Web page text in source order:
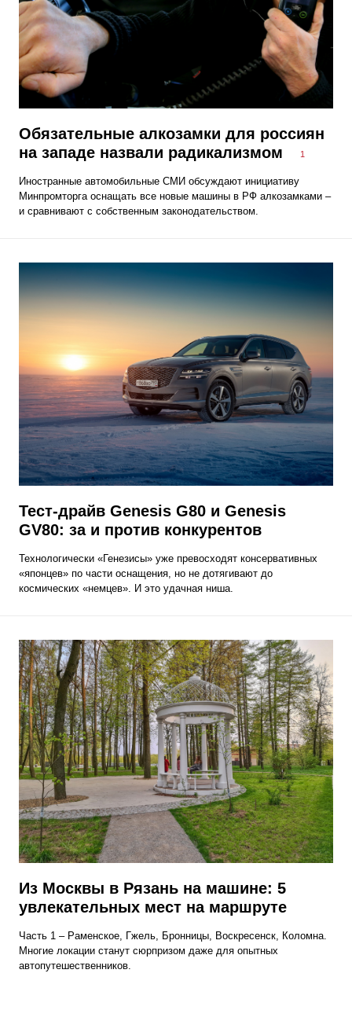
Обязательные алкозамки для россиян
на западе назвали радикализмом
1
​Иностранные автомобильные СМИ обсуждают инициативу
Минпромторга оснащать все новые машины в РФ алкозамками –
и сравнивают с собственным законодательством.
Тест-драйв Genesis G80 и Genesis
GV80: за и против конкурентов
Технологически «Генезисы» уже превосходят консервативных
«японцев» по части оснащения, но не дотягивают до
космических «немцев». И это удачная ниша.
Из Москвы в Рязань на машине: 5
увлекательных мест на маршруте
Часть 1 – Раменское, Гжель, Бронницы, Воскресенск, Коломна.
Многие локации станут сюрпризом даже для опытных
автопутешественников.